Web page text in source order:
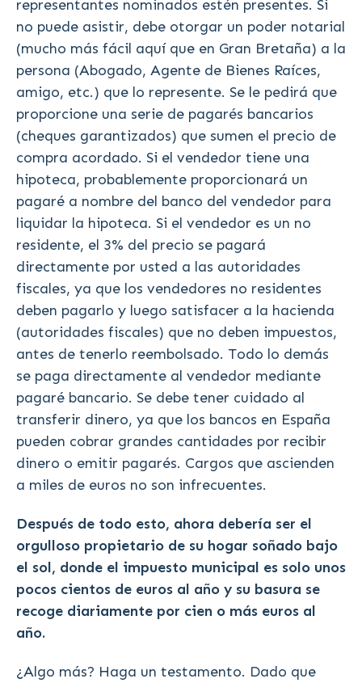
representantes nominados estén presentes. Si
no puede asistir, debe otorgar un poder notarial
(mucho más fácil aquí que en Gran Bretaña) a la
persona (Abogado, Agente de Bienes Raíces,
amigo, etc.) que lo represente. Se le pedirá que
proporcione una serie de pagarés bancarios
(cheques garantizados) que sumen el precio de
compra acordado. Si el vendedor tiene una
hipoteca, probablemente proporcionará un
pagaré a nombre del banco del vendedor para
liquidar la hipoteca. Si el vendedor es un no
residente, el 3% del precio se pagará
directamente por usted a las autoridades
fiscales, ya que los vendedores no residentes
deben pagarlo y luego satisfacer a la hacienda
(autoridades fiscales) que no deben impuestos,
antes de tenerlo reembolsado. Todo lo demás
se paga directamente al vendedor mediante
pagaré bancario. Se debe tener cuidado al
transferir dinero, ya que los bancos en España
pueden cobrar grandes cantidades por recibir
dinero o emitir pagarés. Cargos que ascienden
a miles de euros no son infrecuentes.
Después de todo esto, ahora debería ser el
orgulloso propietario de su hogar soñado bajo
el sol, donde el impuesto municipal es solo unos
pocos cientos de euros al año y su basura se
recoge diariamente por cien o más euros al
año.
¿Algo más? Haga un testamento. Dado que